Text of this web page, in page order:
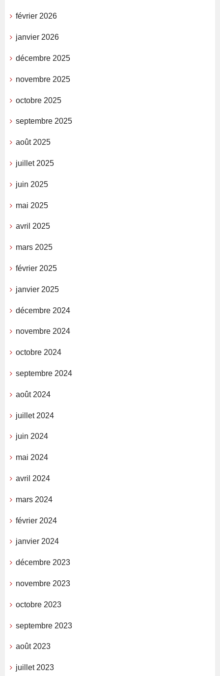
février 2026
janvier 2026
décembre 2025
novembre 2025
octobre 2025
septembre 2025
août 2025
juillet 2025
juin 2025
mai 2025
avril 2025
mars 2025
février 2025
janvier 2025
décembre 2024
novembre 2024
octobre 2024
septembre 2024
août 2024
juillet 2024
juin 2024
mai 2024
avril 2024
mars 2024
février 2024
janvier 2024
décembre 2023
novembre 2023
octobre 2023
septembre 2023
août 2023
juillet 2023